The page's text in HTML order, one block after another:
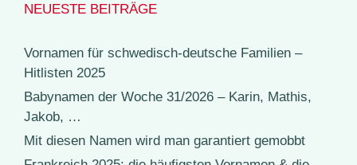
NEUESTE BEITRÄGE
Vornamen für schwedisch-deutsche Familien –
Hitlisten 2025
Babynamen der Woche 31/2026 – Karin, Mathis,
Jakob, …
Mit diesen Namen wird man garantiert gemobbt